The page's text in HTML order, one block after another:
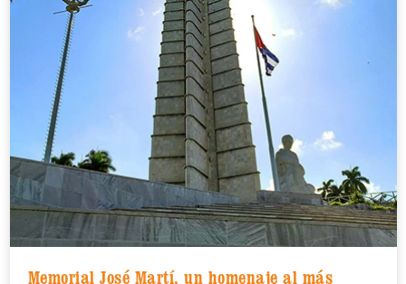
Memorial José Martí, un homenaje al más